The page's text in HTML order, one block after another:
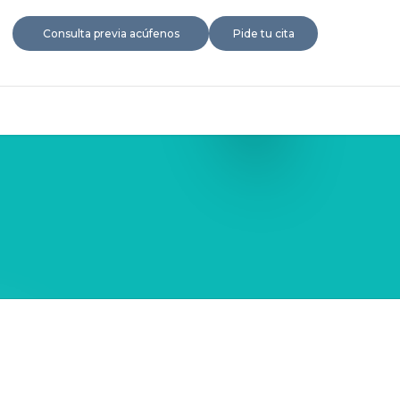
Consulta previa acúfenos Pide tu cita